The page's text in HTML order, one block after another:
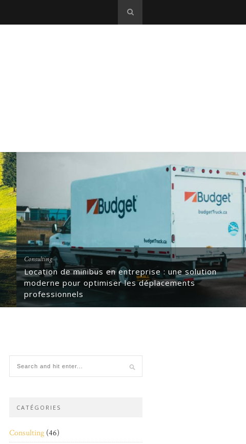
Consulting
Location de minibus en entreprise : une solution
moderne pour optimiser les déplacements
professionnels
CATÉGORIES
Consulting (46)